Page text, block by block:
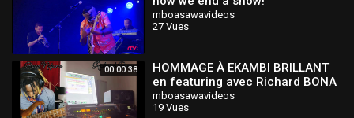
mboasawavideos
27 Vues
00:00:38
HOMMAGE À EKAMBI BRILLANT
en featuring avec Richard BONA
à la voix et à la prod.. Rest in
peace ❤️
mboasawavideos
19 Vues